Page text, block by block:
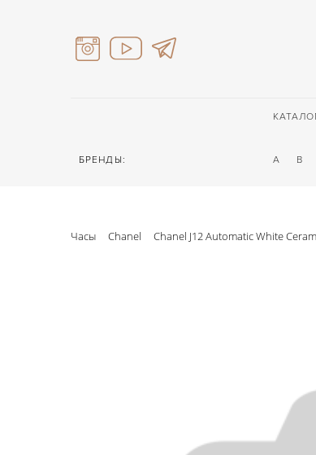
БРЕНДЫ: A B
Часы Chanel Chanel J12 Automatic White